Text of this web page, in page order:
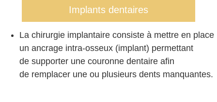
Implants dentaires
La chirurgie implantaire consiste à mettre en place
un ancrage intra-osseux (implant) permettant
de supporter une couronne dentaire afin
de remplacer une ou plusieurs dents manquantes.